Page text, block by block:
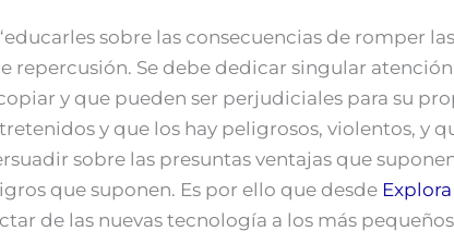
sobre las consecuencias de romper
repercusión. Se debe dedicar singular
y que pueden ser perjudiciales para su
y que los hay peligrosos, violentos, y
sobre las presuntas ventajas que
que suponen. Es por ello que desde
de las nuevas tecnología a los más